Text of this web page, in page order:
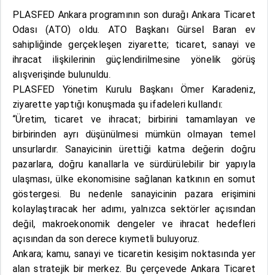
PLASFED Ankara programının son durağı Ankara Ticaret
Odası (ATO) oldu. ATO Başkanı Gürsel Baran ev
sahipliğinde gerçekleşen ziyarette; ticaret, sanayi ve
ihracat ilişkilerinin güçlendirilmesine yönelik görüş
alışverişinde bulunuldu.
PLASFED Yönetim Kurulu Başkanı Ömer Karadeniz,
ziyarette yaptığı konuşmada şu ifadeleri kullandı:
“Üretim, ticaret ve ihracat; birbirini tamamlayan ve
birbirinden ayrı düşünülmesi mümkün olmayan temel
unsurlardır. Sanayicinin ürettiği katma değerin doğru
pazarlara, doğru kanallarla ve sürdürülebilir bir yapıyla
ulaşması, ülke ekonomisine sağlanan katkının en somut
göstergesi. Bu nedenle sanayicinin pazara erişimini
kolaylaştıracak her adımı, yalnızca sektörler açısından
değil, makroekonomik dengeler ve ihracat hedefleri
açısından da son derece kıymetli buluyoruz.
Ankara; kamu, sanayi ve ticaretin kesişim noktasında yer
alan stratejik bir merkez. Bu çerçevede Ankara Ticaret